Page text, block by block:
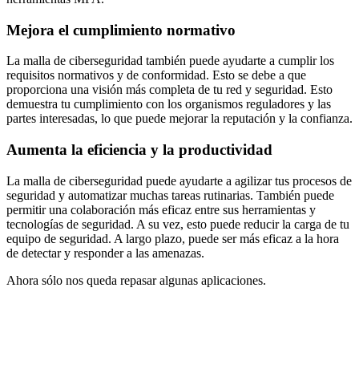
Mejora el cumplimiento normativo
La malla de ciberseguridad también puede ayudarte a cumplir los
requisitos normativos y de conformidad. Esto se debe a que
proporciona una visión más completa de tu red y seguridad. Esto
demuestra tu cumplimiento con los organismos reguladores y las
partes interesadas, lo que puede mejorar la reputación y la confianza.
Aumenta la eficiencia y la productividad
La malla de ciberseguridad puede ayudarte a agilizar tus procesos de
seguridad y automatizar muchas tareas rutinarias. También puede
permitir una colaboración más eficaz entre sus herramientas y
tecnologías de seguridad. A su vez, esto puede reducir la carga de tu
equipo de seguridad. A largo plazo, puede ser más eficaz a la hora
de detectar y responder a las amenazas.
Ahora sólo nos queda repasar algunas aplicaciones.